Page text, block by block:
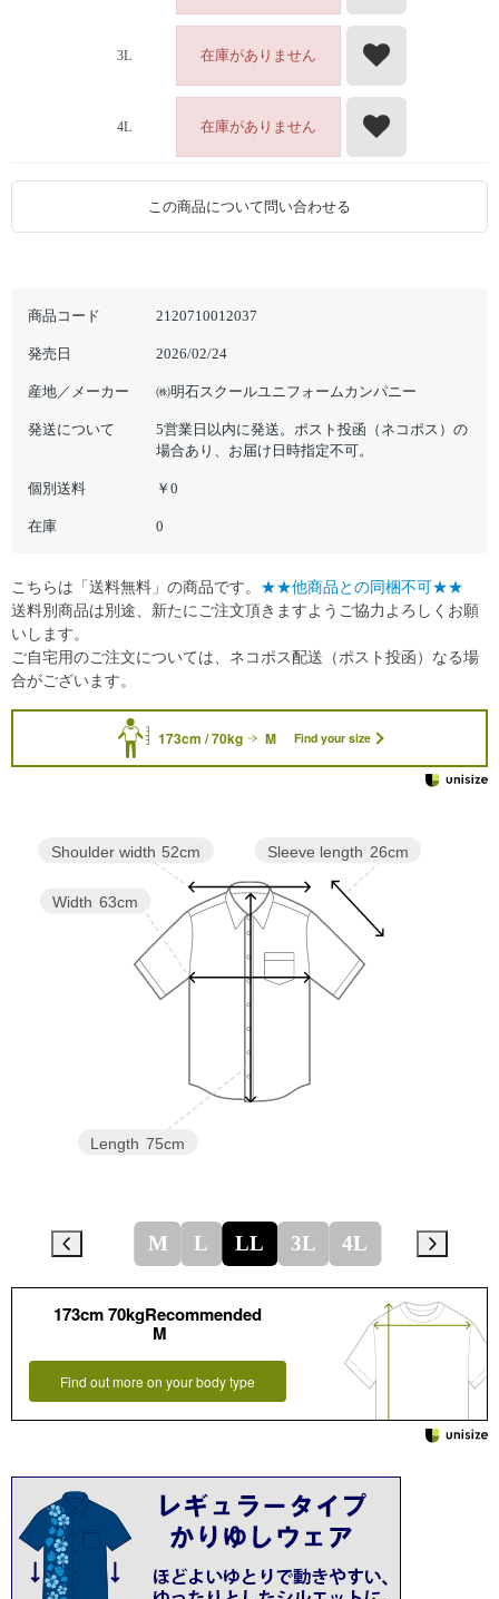
商品コード 2120710012037
発売日 2026/02/24
産地／メーカー ㈱明石スクールユニフォームカンパニー
発送について
5営業日以内に発送。ポスト投函（ネコポス）の
場合あり、お届け日時指定不可。
個別送料 ￥0
在庫 0
3L 在庫がありません
4L 在庫がありません
この商品について問い合わせる
173cm / 70kg M Find your size
Sleeve length 26cm
Length 75cm
Width 63cm
Shoulder width 52cm
M L LL 3L 4L
173cm 70kgRecommended
M
Find out more on your body type
こちらは「送料無料」の商品です。 ★★他商品との同梱不可★★
送料別商品は別途、新たにご注文頂きますようご協力よろしくお願
いします。
ご自宅用のご注文については、ネコポス配送（ポスト投函）なる場
合がございます。